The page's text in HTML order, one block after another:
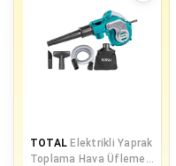
TOTAL Elektrikli Yaprak
Toplama Hava Üfleme